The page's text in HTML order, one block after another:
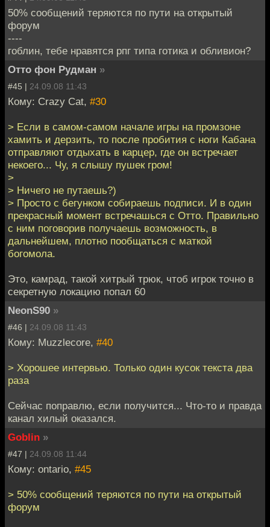
50% сообщений теряются по пути на открытый
форум
----
гоблин, тебе нравятся рпг типа готика и обливион?
Отто фон Рудман »
#45 | 24.09.08 11:43
Кому: Crazy Cat, #30
> Если в самом-самом начале игры на промзоне
хамить и дерзить, то после пробития с ноги Кабана
отправляют отдыхать в карцер, где он встречает
некоего... Чу, я слышу пушек гром!
>
> Ничего не путаешь?)
> Просто с бегунком собираешь подписи. И в один
прекрасный момент встречашься с Отто. Правильно
с ним поговорив получаешь возможность, в
дальнейшем, плотно пообщаться с маткой
богомола.
Это, камрад, такой хитрый трюк, чтоб игрок точно в
секретную локацию попал 60
NeonS90 »
#46 | 24.09.08 11:43
Кому: Muzzlecore, #40
> Хорошее интервью. Только один кусок текста два
раза
Сейчас поправлю, если получится... Что-то и правда
канал хилый оказался.
Goblin »
#47 | 24.09.08 11:44
Кому: ontario, #45
> 50% сообщений теряются по пути на открытый
форум